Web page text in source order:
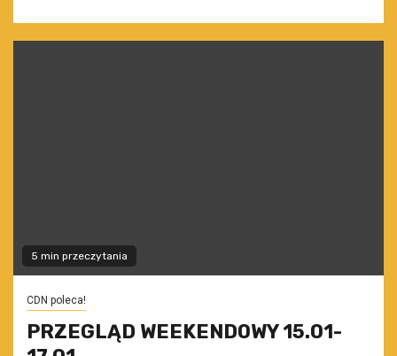
5 min przeczytania
CDN poleca!
PRZEGLĄD WEEKENDOWY 15.01-